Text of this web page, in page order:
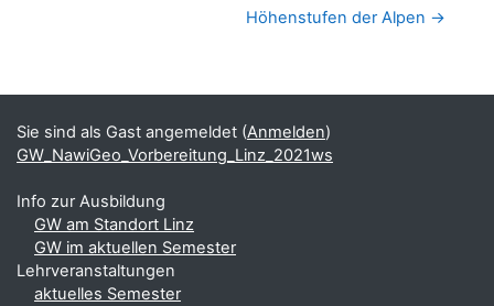
Höhenstufen der Alpen →
Ergänzungsblöcke
Sie sind als Gast angemeldet (Anmelden)
GW_NawiGeo_Vorbereitung_Linz_2021ws
Info zur Ausbildung
GW am Standort Linz
GW im aktuellen Semester
Lehrveranstaltungen
aktuelles Semester